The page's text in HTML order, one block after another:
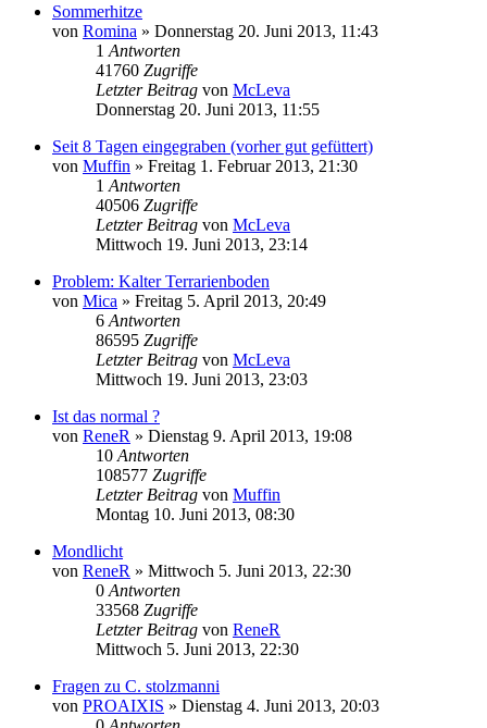
Sommerhitze
von Romina » Donnerstag 20. Juni 2013, 11:43
1 Antworten
41760 Zugriffe
Letzter Beitrag von McLeva
Donnerstag 20. Juni 2013, 11:55
Seit 8 Tagen eingegraben (vorher gut gefüttert)
von Muffin » Freitag 1. Februar 2013, 21:30
1 Antworten
40506 Zugriffe
Letzter Beitrag von McLeva
Mittwoch 19. Juni 2013, 23:14
Problem: Kalter Terrarienboden
von Mica » Freitag 5. April 2013, 20:49
6 Antworten
86595 Zugriffe
Letzter Beitrag von McLeva
Mittwoch 19. Juni 2013, 23:03
Ist das normal ?
von ReneR » Dienstag 9. April 2013, 19:08
10 Antworten
108577 Zugriffe
Letzter Beitrag von Muffin
Montag 10. Juni 2013, 08:30
Mondlicht
von ReneR » Mittwoch 5. Juni 2013, 22:30
0 Antworten
33568 Zugriffe
Letzter Beitrag von ReneR
Mittwoch 5. Juni 2013, 22:30
Fragen zu C. stolzmanni
von PROAIXIS » Dienstag 4. Juni 2013, 20:03